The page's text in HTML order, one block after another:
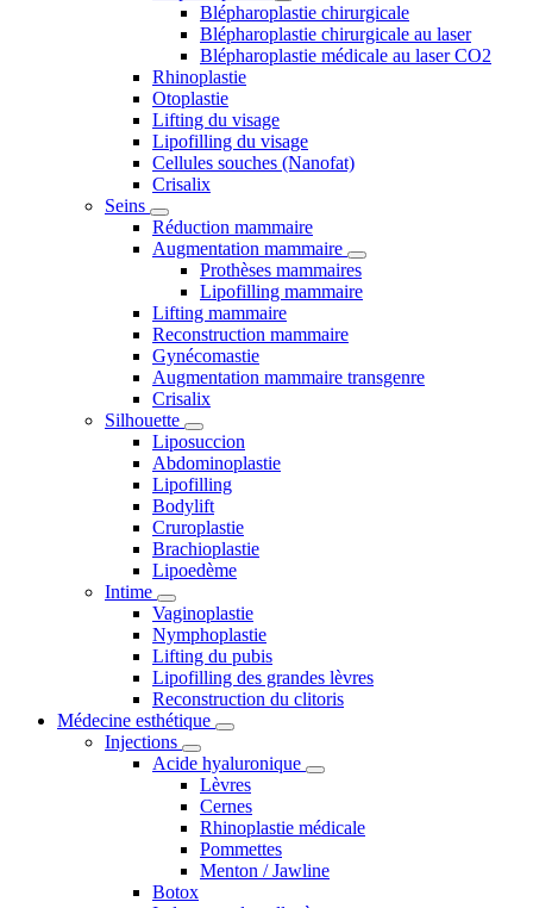
Blépharoplastie chirurgicale
Blépharoplastie chirurgicale au laser
Blépharoplastie médicale au laser CO2
Rhinoplastie
Otoplastie
Lifting du visage
Lipofilling du visage
Cellules souches (Nanofat)
Crisalix
Seins
Réduction mammaire
Augmentation mammaire
Prothèses mammaires
Lipofilling mammaire
Lifting mammaire
Reconstruction mammaire
Gynécomastie
Augmentation mammaire transgenre
Crisalix
Silhouette
Liposuccion
Abdominoplastie
Lipofilling
Bodylift
Cruroplastie
Brachioplastie
Lipoedème
Intime
Vaginoplastie
Nymphoplastie
Lifting du pubis
Lipofilling des grandes lèvres
Reconstruction du clitoris
Médecine esthétique
Injections
Acide hyaluronique
Lèvres
Cernes
Rhinoplastie médicale
Pommettes
Menton / Jawline
Botox